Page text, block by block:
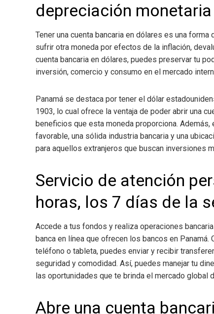
depreciación monetaria
Tener una cuenta bancaria en dólares es una
sufrir otra moneda por efectos de la inflación,
cuenta bancaria en dólares, puedes preservar tu
inversión, comercio y consumo en el mercado
Panamá se destaca por tener el dólar
1903, lo cual ofrece la ventaja de poder abrir una
beneficios que esta moneda proporciona.
favorable, una sólida industria bancaria y una
para aquellos extranjeros que buscan inversiones
Servicio de atención
horas, los 7 días de la
Accede a tus fondos y realiza operaciones
banca en línea que ofrecen los bancos en
teléfono o tableta, puedes enviar y recibir
seguridad y comodidad. Así, puedes manejar tu
las oportunidades que te brinda el mercado global
Abre una cuenta